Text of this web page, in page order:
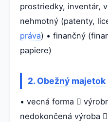
prostriedky, inventár,
nehmotný (patenty,
práva) • finančný
papiere)
2. Obežný majetok
• vecná forma 
nedokončená výroba